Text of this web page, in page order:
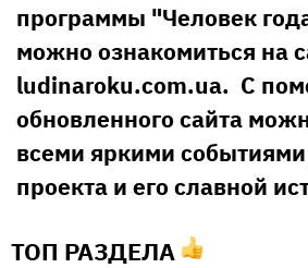
программы "Человек
можно ознакомиться на
ludinaroku.com.ua. С
обновленного сайта
всеми яркими
проекта и его славной
ТОП РАЗДЕЛА